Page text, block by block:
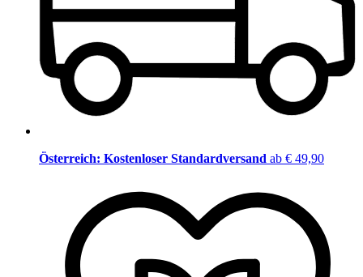
Österreich: Kostenloser Standardversand ab € 49,90